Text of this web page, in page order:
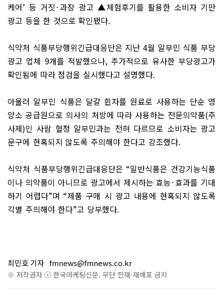
케어’ 등 거짓 ·과장 광고 ▲체험후기를 활용한 소비자 기만
광고 등을 한 것으로 확인됐다.
식약처 식품부당행위긴급대응단은 지난 4월 알부민 식품 부당
광고 업체 9개를 적발했으나, 추가적으로 유사한 부당광고가
확인됨에 따라 점검을 실시했다고 설명했다.
아울러 알부민 식품은 달걀 흰자를 원료로 사용하는 단순 영
양소 공급원으로 의사의 처방에 따라 사용하는 전문의약품(주
사제)인 사람 혈청 알부민과는 전혀 다르므로 소비자는 광고
문구에 현혹되지 않도록 주의해야 한다고 강조했다.
식약처 식품부당행위긴급대응단은“일반식품은 건강기능식품
이나 의약품이 아니므로 광고에서 제시하는 효능·효과를 기대
하기 어렵다”며“제품 구매 시 광고 내용에 현혹되지 않도록
각별 주의해야 한다”고 당부했다.
최민호 기자 fmnews@fmnews.co.kr
※ 저작권자 ⓒ 한국마케팅신문. 무단 전재-재배포 금지